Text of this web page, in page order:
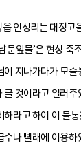
인성리는 대정고
문앞물’은 현성 축
이 지나가다가 모
클 것이라고 일러
라고 하여 이 물
수나 빨래에 이용하